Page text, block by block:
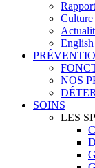
NOS
SOINS
LES